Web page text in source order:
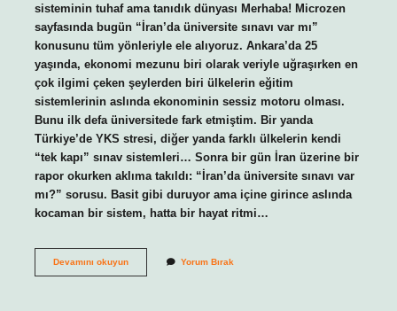
sisteminin tuhaf ama tanıdık dünyası Merhaba! Microzen
sayfasında bugün “İran’da üniversite sınavı var mı”
konusunu tüm yönleriyle ele alıyoruz. Ankara’da 25
yaşında, ekonomi mezunu biri olarak veriyle uğraşırken en
çok ilgimi çeken şeylerden biri ülkelerin eğitim
sistemlerinin aslında ekonominin sessiz motoru olması.
Bunu ilk defa üniversitede fark etmiştim. Bir yanda
Türkiye’de YKS stresi, diğer yanda farklı ülkelerin kendi
“tek kapı” sınav sistemleri… Sonra bir gün İran üzerine bir
rapor okurken aklıma takıldı: “İran’da üniversite sınavı var
mı?” sorusu. Basit gibi duruyor ama içine girince aslında
kocaman bir sistem, hatta bir hayat ritmi…
Devamını okuyunİran’da
Yorum Bırak